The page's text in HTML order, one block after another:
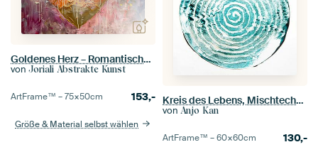
Goldenes Herz – Romantisches abstraktes Gemälde in Rosa
von Joriali Abstrakte Kunst
ArtFrame™ –75×50cm 153,-
Größe & Material selbst wählen
Kreis des Lebens, Mischtechnik
von Anjo Kan
ArtFrame™ –60×60cm 130,-